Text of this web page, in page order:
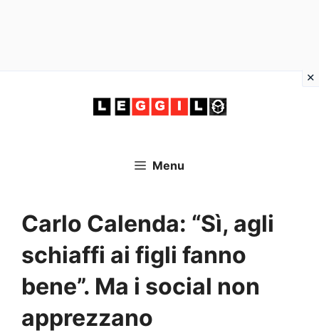
Menu
Carlo Calenda: “Sì, agli
schiaffi ai figli fanno
bene”. Ma i social non
apprezzano